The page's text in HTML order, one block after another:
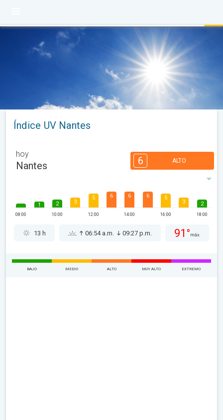
Índice UV Nantes
hoy
Nantes 6 ALTO
08:00
1 2
10:00
3
5
12:00
6 6
14:00
6 5
16:00
3 2
18:00
13 h 06:54 a.m. 09:27 p.m. 91° máx.
BAJO MEDIO ALTO MUY ALTO EXTREMO